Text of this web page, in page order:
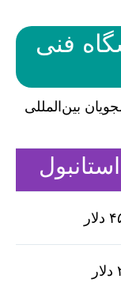
فنی
بین‌المللی